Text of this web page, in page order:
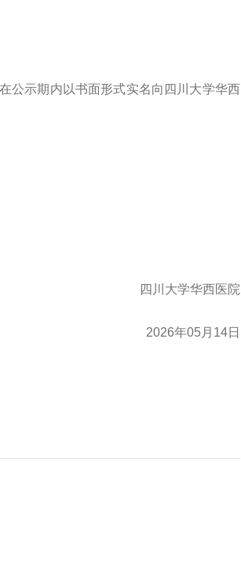
公示期内以书面形式实名向四川大学华西
四川大学华西医院
2026年05月14日